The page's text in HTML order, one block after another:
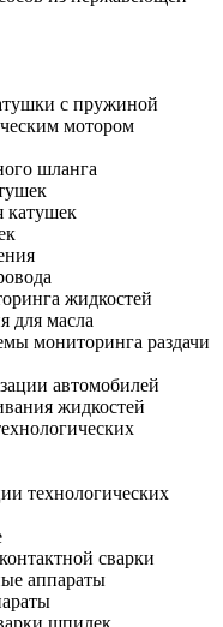
с пружиной
мотором
шланга
катушек
жидкостей
для масла
мониторинга раздачи
автомобилей
жидкостей
технологических
сварки
аппараты